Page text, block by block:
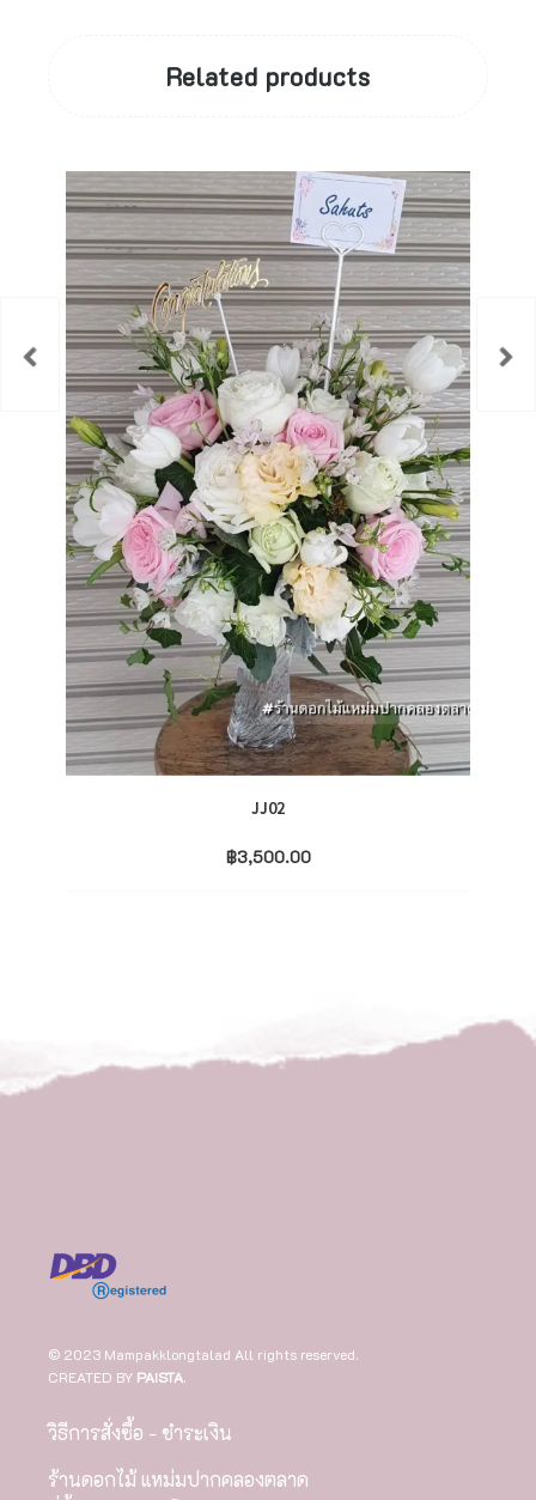
Related products
JJ02
฿3,500.00
© 2023 Mampakklongtalad All rights reserved.
CREATED BY PAISTA.
วิธีการสั่งซื้อ - ชำระเงิน
ร้านดอกไม้ แหม่มปากคลองตลาด